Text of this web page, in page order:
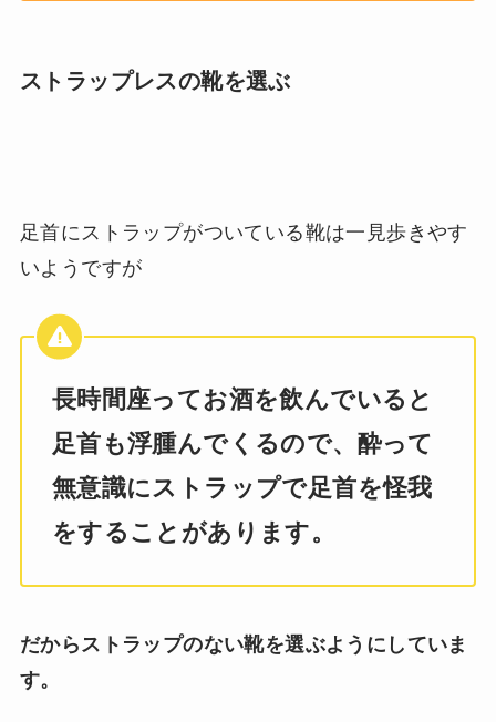
ストラップレスの靴を選ぶ
足首にストラップがついている靴は一見歩きやす
いようですが
長時間座ってお酒を飲んでいると
足首も浮腫んでくるので、酔って
無意識にストラップで足首を怪我
をすることがあります。
だからストラップのない靴を選ぶようにしていま
す。